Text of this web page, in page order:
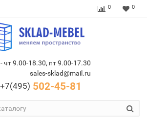
0 0
чт 9.00-18.30, пт 9.00-17.30
sales-sklad@mail.ru
+7(495) 502-45-81